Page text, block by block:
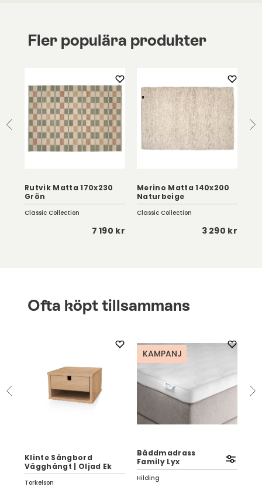
Fler populära produkter
Rutvik Matta 170x230
Grön
Classic Collection
7 190 kr
Merino Matta 140x200
Naturbeige
Classic Collection
3 290 kr
Ofta köpt tillsammans
Klinte Sängbord
Vägghängt | Oljad Ek
Torkelson
KAMPANJ
Bäddmadrass
Family Lyx
Hilding